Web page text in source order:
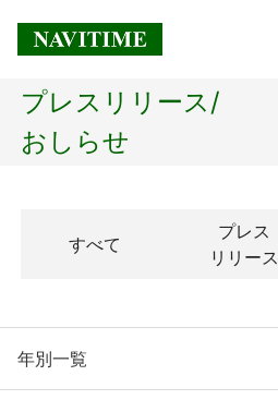
トップページ
経営理念
プレスリリース/
おしらせ
すべて
プレス
リリース
年別一覧